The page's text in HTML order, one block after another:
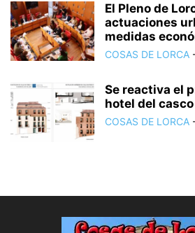
El Pleno de
actuaciones
medidas
COSAS DE LORCA
Se reactiva el
hotel del
COSAS DE LORCA